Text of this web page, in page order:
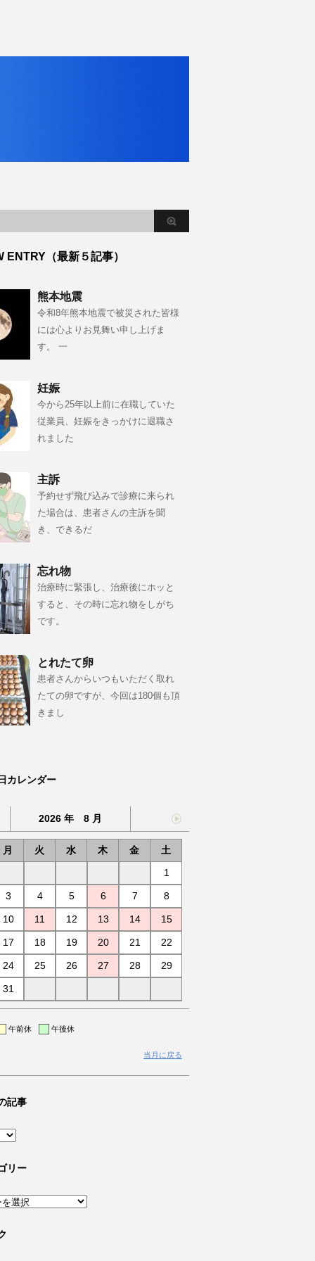
ENTRY（最新５記事）
熊本地震
令和8年熊本地震で被災された皆様
には心よりお見舞い申し上げま
す。 一
妊娠
今から25年以上前に在職していた
従業員、妊娠をきっかけに退職さ
れました
主訴
予約せず飛び込みで診療に来られ
た場合は、患者さんの主訴を聞
き、できるだ
忘れ物
治療時に緊張し、治療後にホッと
すると、その時に忘れ物をしがち
です。
とれたて卵
患者さんからいつもいただく取れ
たての卵ですが、今回は180個も頂
きまし
カレンダー
2026 年 8 月
月 火 水 木 金
土
1
3 4 5 6 7 8
10 11 12 13 14 15
17 18 19 20 21 22
24 25 26 27 28 29
31
午前休 午後休
当月に戻る
記事
リー